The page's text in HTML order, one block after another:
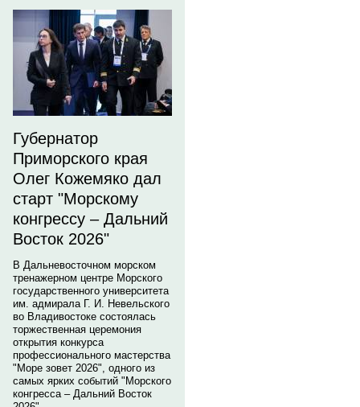
Губернатор
Приморского края
Олег Кожемяко дал
старт "Морскому
конгрессу – Дальний
Восток 2026"
В Дальневосточном морском
тренажерном центре Морского
государственного университета
им. адмирала Г. И. Невельского
во Владивостоке состоялась
торжественная церемония
открытия конкурса
профессионального мастерства
"Море зовет 2026", одного из
самых ярких событий "Морского
конгресса – Дальний Восток